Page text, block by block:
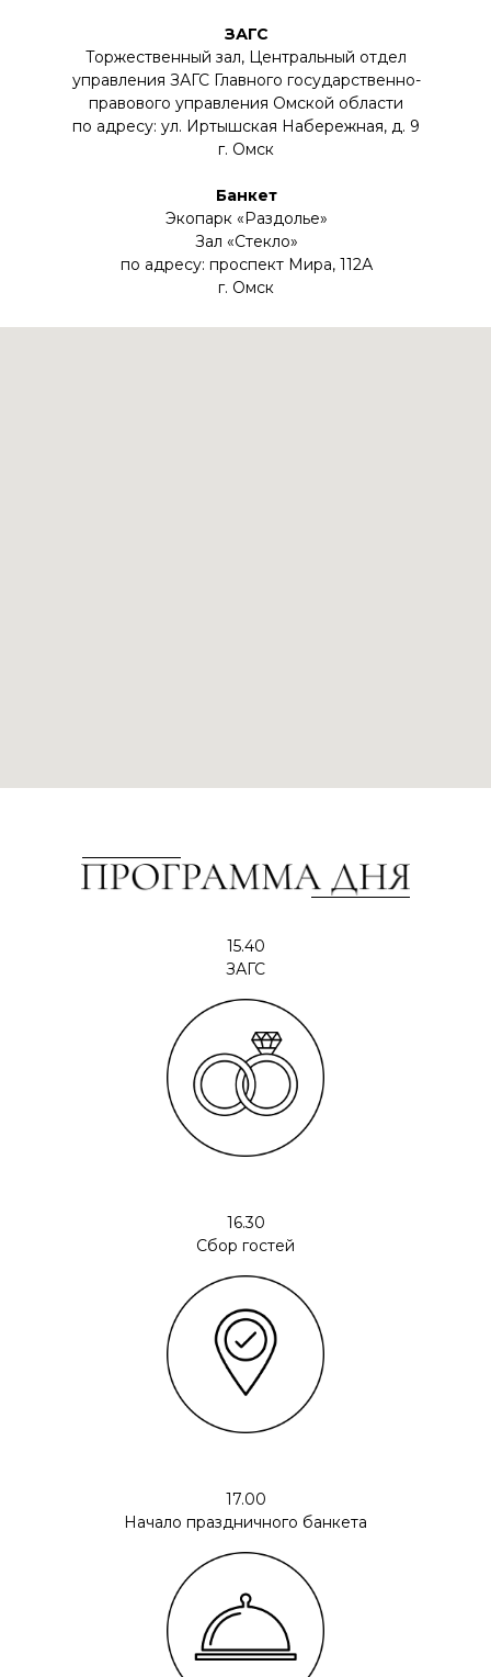
ЗАГС
Торжественный зал, Центральный отдел
управления ЗАГС Главного государственно-
правового управления Омской области
по адресу: ул. Иртышская Набережная, д. 9
г. Омск
Банкет
Экопарк «Раздолье»
Зал «Стекло»
по адресу: проспект Мира, 112А
г. Омск
16.30
Сбор гостей
15.40
ЗАГС
17.00
Начало праздничного банкета